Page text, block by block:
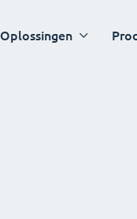
Oplossingen